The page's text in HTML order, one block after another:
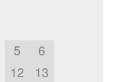
5 6
12
13